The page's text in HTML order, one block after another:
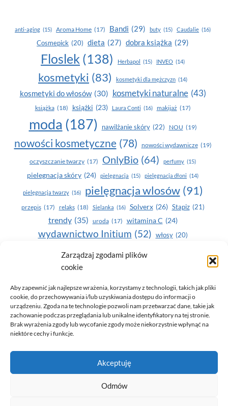
Zarządzaj zgodami plików
cookie
Aby zapewnić jak najlepsze wrażenia, korzystamy z technologii, takich jak pliki
cookie, do przechowywania i/lub uzyskiwania dostępu do informacji o
urządzeniu. Zgoda na te technologie pozwoli nam przetwarzać dane, takie jak
zachowanie podczas przeglądania lub unikalne identyfikatory na tej stronie.
Brak wyrażenia zgody lub wycofanie zgody może niekorzystnie wpłynąć na
niektóre cechy i funkcje.
Akceptuję
Odmów
anti-aging (15) Aroma Home (17) Bandi (29) buty (15) Caudalie (16)
Cosmepick (20) dieta (27) dobra książka (29)
Floslek (138) Herbapol (15) INVEO (14)
kosmetyki (83) kosmetyki dla mężczyzn (14)
kosmetyki do włosów (30) kosmetyki naturalne (43)
książka (18) książki (23) Laura Conti (16) makijaż (17)
moda (187) nawilżanie skóry (22) NOU (19)
nowości kosmetyczne (78) nowości wydawnicze (19)
oczyszczanie twarzy (17) OnlyBio (64) perfumy (15)
pielegnacja skóry (24) pielęgnacja (15) pielęgnacja dłoni (14)
pielęgnacja twarzy (16) pielęgnacja wlosów (91)
przepis (17) relaks (18) Sielanka (16) Solverx (26) Stapiz (21)
trendy (35) uroda (17) witamina C (24)
wydawnictwo Initium (52) włosy (20)
Yasumi(164) zdrowe zęby
zdrowie
© 2026 Only You - portal dla kobiet (uroda, moda, zdrowie)
opracowanie:AZDOBRESTRONY